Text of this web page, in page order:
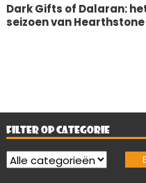
Dark Gifts of Dalaran:
seizoen van
FILTER OP CATEGORIE